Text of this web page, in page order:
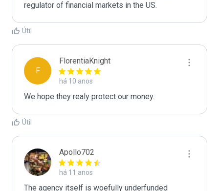
regulator of financial markets in the US.
Útil
F
FlorentiaKnight
há 10 anos
We hope they realy protect our money.
Útil
Apollo702
há 11 anos
The agency itself is woefully underfunded